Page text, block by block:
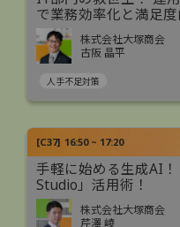
で業務効率化と満足
株式会社大塚商会
古阪 晶平
人手不足対策
[C37] 16:50 ~ 17:20
手軽に始める生成AI
Studio」活用術！
株式会社大塚商会
芹澤 崚